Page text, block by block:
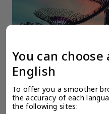
一个全服务
保驾护航
You can
English
To offer you a smoother
the accuracy of each
the following sites: